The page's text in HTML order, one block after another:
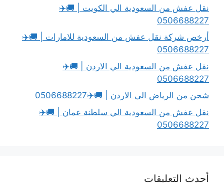
عفش من السعودية الي الكويت | 🚚✈️
شركة نقل عفش من السعودية للامارات | 🚚✈️
عفش من السعودية الي الاردن | 🚚✈️
من الرياض الى الاردن | 🚚✈️0506688227
عفش من السعودية الي سلطنة عمان | 🚚✈️
التعليقات